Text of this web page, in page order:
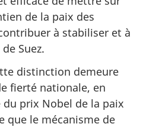
de la paix des
à stabiliser et à
Suez.
distinction demeure
fierté nationale, en
prix Nobel de la paix
que le mécanisme de